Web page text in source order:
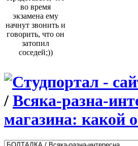
во время
экзамена ему
начнут звонить и
говорить, что он
затопил
соседей;))
/ Всяка-разна-
магазина: какой